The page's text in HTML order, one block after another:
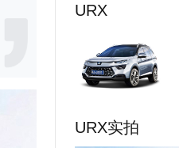
URX
URX实拍